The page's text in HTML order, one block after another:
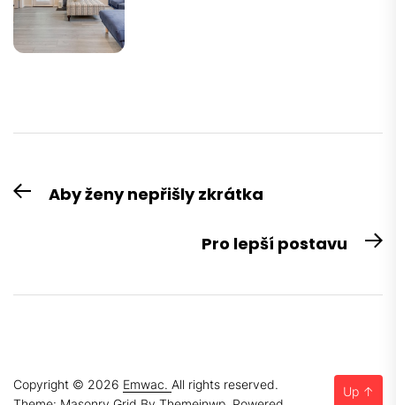
Navigace
pro
PreviousAby ženy nepřišly zkrátka
Pro lepší postavu
Copyright © 2026 Emwac. All rights reserved.
Up ↑